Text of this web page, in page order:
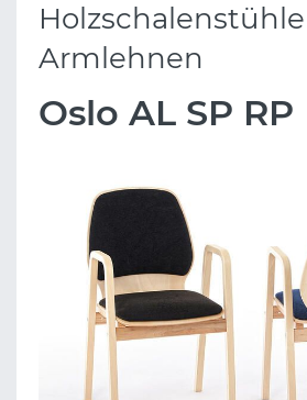
Armlehnen
Oslo AL SP RP